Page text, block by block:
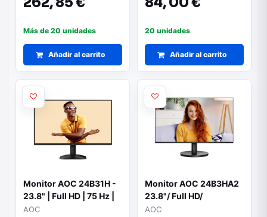
Más de 20 unidades
Añadir al carrito
20 unidades
Añadir al carrito
Monitor AOC 24B31H -
23.8" | Full HD | 75 Hz |
Negro
AOC
Monitor AOC 24B3HA2
23.8"/ Full HD/
Multimedia/ Negro
AOC